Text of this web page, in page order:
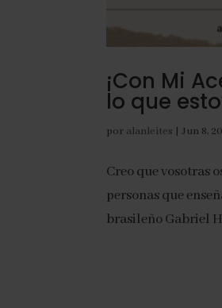
¡Con Mi
lo que
por alanleites |Jun 8,
Creo que vosotras
personas que
brasileño Gabriel